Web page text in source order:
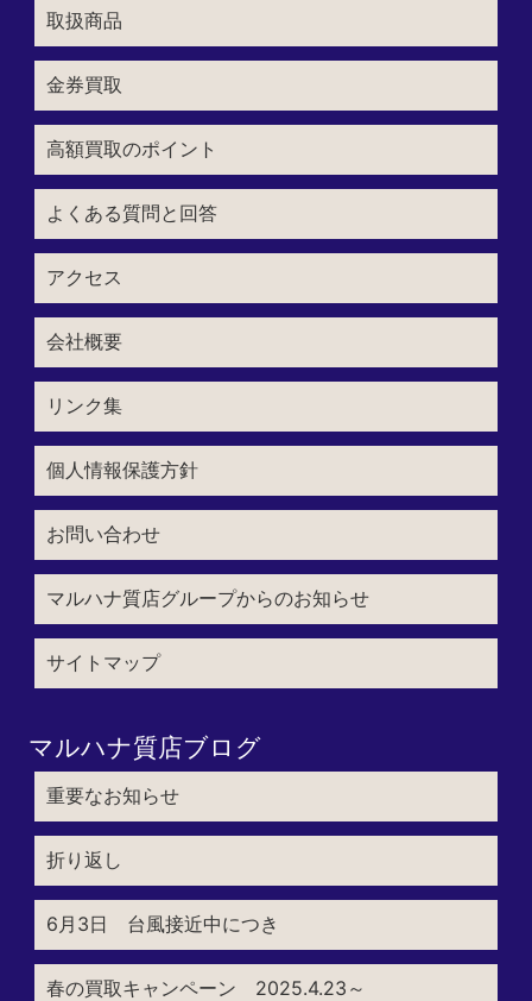
取扱商品
金券買取
高額買取のポイント
よくある質問と回答
アクセス
会社概要
リンク集
個人情報保護方針
お問い合わせ
マルハナ質店グループからのお知らせ
サイトマップ
マルハナ質店ブログ
重要なお知らせ
折り返し
6月3日 台風接近中につき
春の買取キャンペーン 2025.4.23～